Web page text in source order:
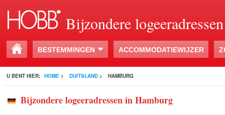
Bijzondere logeeradressen
BESTEMMINGEN ACCOMMODATIEWIJZER
U BENT HIER: HOME > DUITSLAND > HAMBURG
Bijzondere logeeradressen in Hamburg